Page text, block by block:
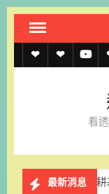
Skip
content透
約
透
上
記
透
看
最新消息
耕基層體育結碩果